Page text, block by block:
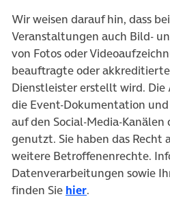
Wir weisen darauf hin, dass
Veranstaltungen auch Bild-
von Fotos oder
beauftragte oder
Dienstleister erstellt wird.
die Event-Dokumentation
auf den Social-Media-Kanälen
genutzt. Sie haben das Recht
weitere Betroffenenrechte.
Datenverarbeitungen sowie
finden Sie hier.